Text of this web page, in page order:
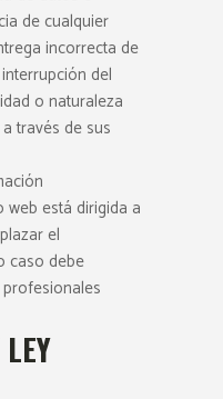
de cualquier
incorrecta de
del
o naturaleza
través de sus
está dirigida a
el
caso debe